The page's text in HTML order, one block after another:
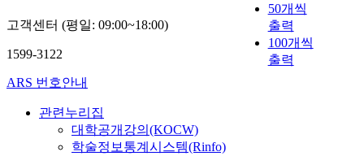
50개씩
출력
100개씩
출력
고객센터 (평일: 09:00~18:00)
1599-3122
ARS 번호안내
관련누리집
대학공개강의(KOCW)
학술정보통계시스템(Rinfo)